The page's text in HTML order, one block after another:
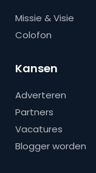
Missie & Visie
Colofon
Kansen
Adverteren
Partners
Vacatures
Blogger worden